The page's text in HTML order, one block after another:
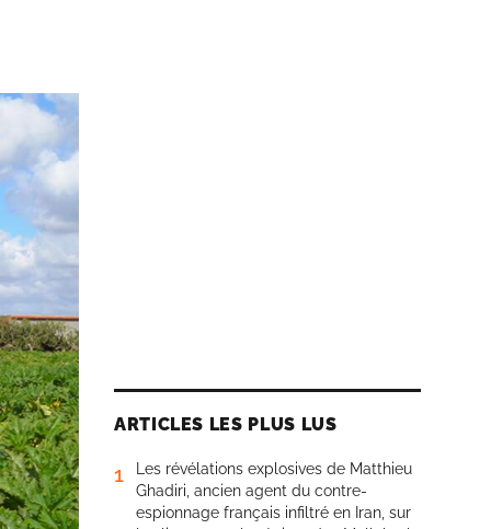
ARTICLES LES PLUS LUS
1
Les révélations explosives de Matthieu
Ghadiri, ancien agent du contre-
espionnage français infiltré en Iran, sur